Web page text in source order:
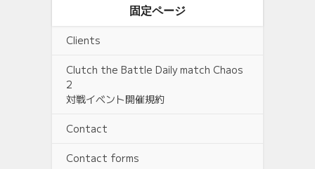
固定ページ
Clients
Clutch the Battle Daily match Chaos
2
対戦イベント開催規約
Contact
Contact forms